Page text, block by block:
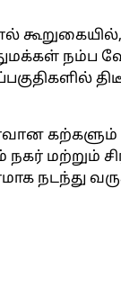
நம்ப
கற்களும்
மற்றும்
நடந்து